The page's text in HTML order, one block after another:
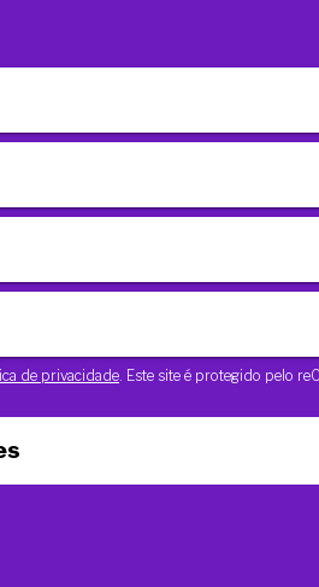
de privacidade. Este site é protegido pelo